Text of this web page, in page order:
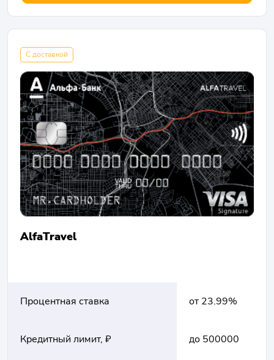
С доставкой
AlfaTravel
Процентная ставка от 23.99%
Кредитный лимит, ₽ до 500000